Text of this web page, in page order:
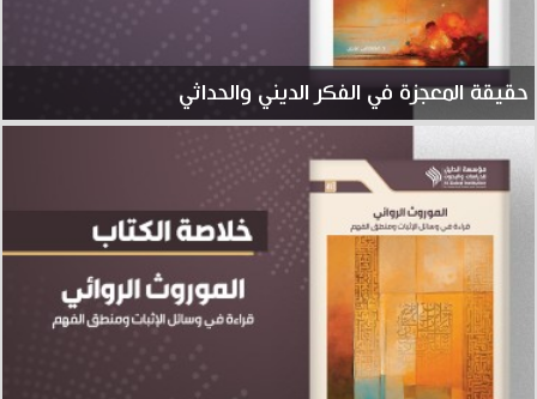
حقيقة المعجزة في الفكر الديني والحداثي